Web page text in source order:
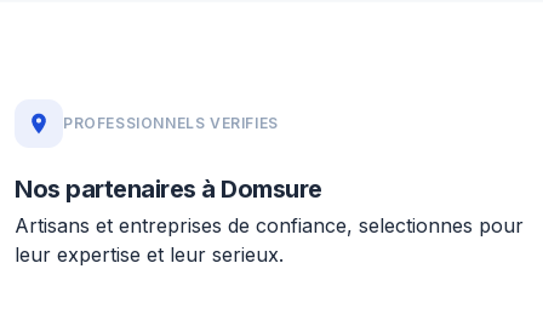
PROFESSIONNELS VERIFIES
Nos partenaires à Domsure
Artisans et entreprises de confiance, selectionnes pour
leur expertise et leur serieux.